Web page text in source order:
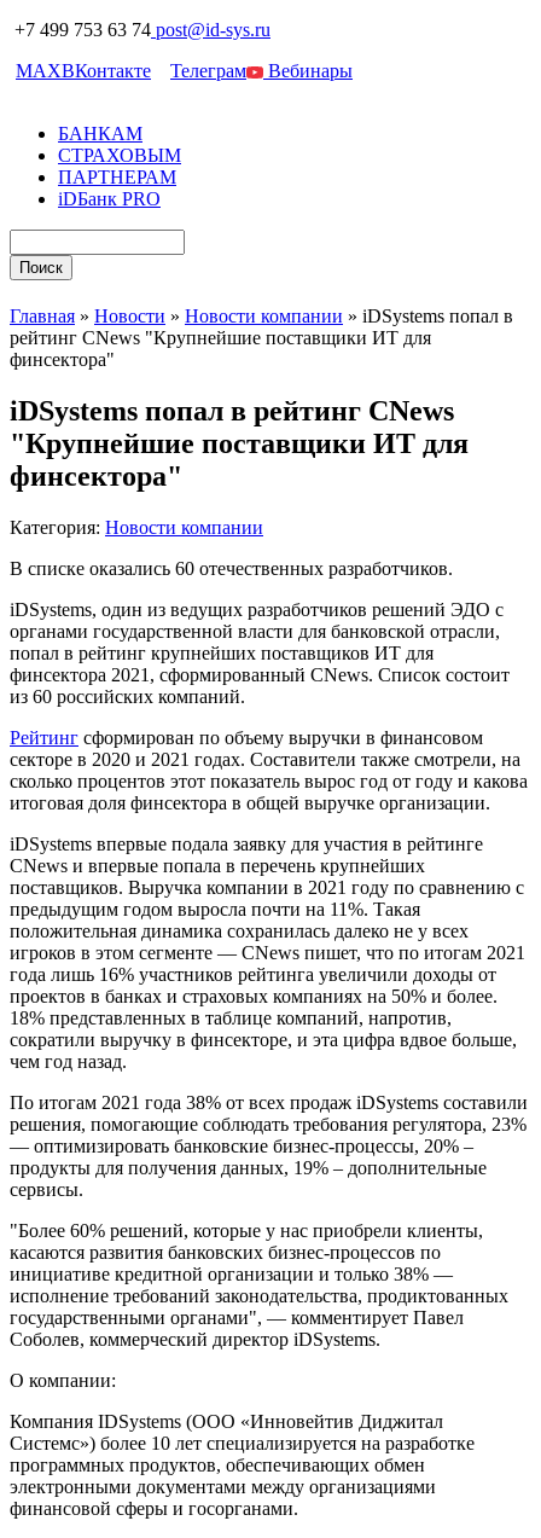
+7 499 753 63 74 post@id-sys.ru
MAXВКонтакте Телеграм Вебинары
БАНКАМ
СТРАХОВЫМ
ПАРТНЕРАМ
iDБанк PRO
Главная » Новости » Новости компании » iDSystems попал в
рейтинг CNews "Крупнейшие поставщики ИТ для
финсектора"
iDSystems попал в рейтинг CNews
"Крупнейшие поставщики ИТ для
финсектора"
Категория: Новости компании
В списке оказались 60 отечественных разработчиков.
iDSystems, один из ведущих разработчиков решений ЭДО c
органами государственной власти для банковской отрасли,
попал в рейтинг крупнейших поставщиков ИТ для
финсектора 2021, сформированный CNews. Список состоит
из 60 российских компаний.
Рейтинг сформирован по объему выручки в финансовом
секторе в 2020 и 2021 годах. Составители также смотрели, на
сколько процентов этот показатель вырос год от году и какова
итоговая доля финсектора в общей выручке организации.
iDSystems впервые подала заявку для участия в рейтинге
CNews и впервые попала в перечень крупнейших
поставщиков. Выручка компании в 2021 году по сравнению с
предыдущим годом выросла почти на 11%. Такая
положительная динамика сохранилась далеко не у всех
игроков в этом сегменте — CNews пишет, что по итогам 2021
года лишь 16% участников рейтинга увеличили доходы от
проектов в банках и страховых компаниях на 50% и более.
18% представленных в таблице компаний, напротив,
сократили выручку в финсекторе, и эта цифра вдвое больше,
чем год назад.
По итогам 2021 года 38% от всех продаж iDSystems составили
решения, помогающие соблюдать требования регулятора, 23%
— оптимизировать банковские бизнес-процессы, 20% –
продукты для получения данных, 19% – дополнительные
сервисы.
"Более 60% решений, которые у нас приобрели клиенты,
касаются развития банковских бизнес-процессов по
инициативе кредитной организации и только 38% —
исполнение требований законодательства, продиктованных
государственными органами", — комментирует Павел
Соболев, коммерческий директор iDSystems.
О компании:
Компания IDSystems (ООО «Инновейтив Диджитал
Системс») более 10 лет специализируется на разработке
программных продуктов, обеспечивающих обмен
электронными документами между организациями
финансовой сферы и госорганами.